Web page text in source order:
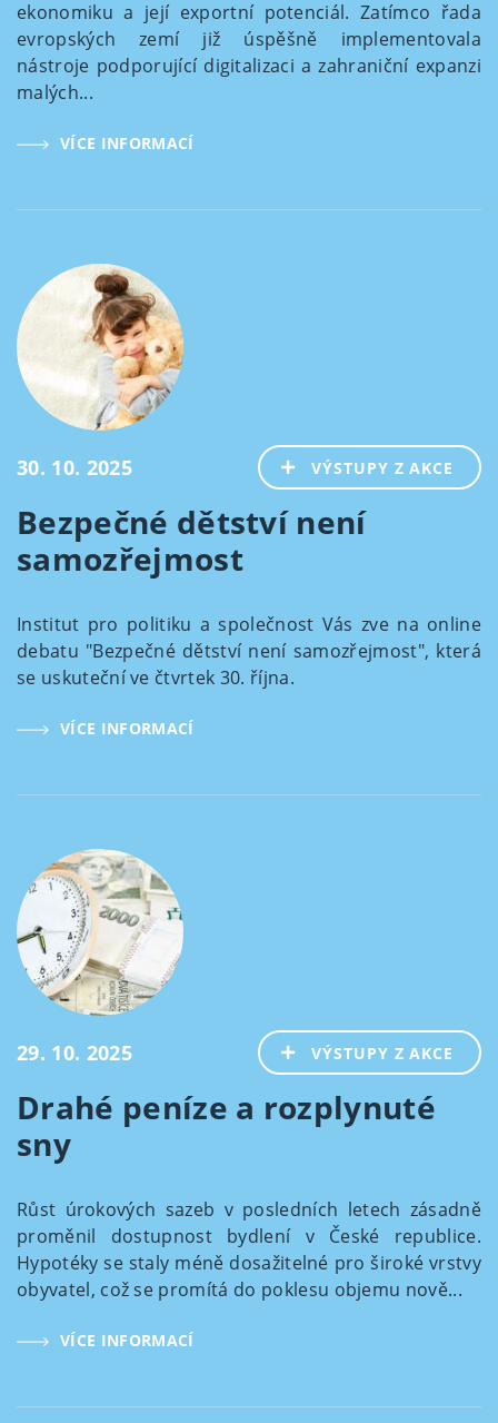
ekonomiku a její exportní potenciál. Zatímco řada
evropských zemí již úspěšně implementovala
nástroje podporující digitalizaci a zahraniční expanzi
malých...
VÍCE INFORMACÍ
30. 10. 2025 VÝSTUPY Z AKCE
Bezpečné dětství není
samozřejmost
Institut pro politiku a společnost Vás zve na online
debatu "Bezpečné dětství není samozřejmost", která
se uskuteční ve čtvrtek 30. října.
VÍCE INFORMACÍ
29. 10. 2025 VÝSTUPY Z AKCE
Drahé peníze a rozplynuté
sny
Růst úrokových sazeb v posledních letech zásadně
proměnil dostupnost bydlení v České republice.
Hypotéky se staly méně dosažitelné pro široké vrstvy
obyvatel, což se promítá do poklesu objemu nově...
VÍCE INFORMACÍ